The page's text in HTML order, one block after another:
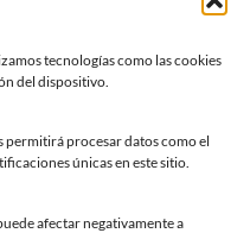
tecnologías como las cookies
del dispositivo.
permitirá procesar datos como el
únicas en este sitio.
afectar negativamente a
interés
de Siero